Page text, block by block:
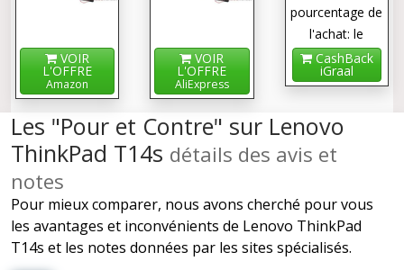
VOIR
L'OFFRE
Amazon
VOIR
L'OFFRE
AliExpress
pourcentage de
l'achat: le
cashback !
CashBack
iGraal
Les "Pour et Contre" sur Lenovo
ThinkPad T14s détails des avis et
notes
Pour mieux comparer, nous avons cherché pour vous
les avantages et inconvénients de Lenovo ThinkPad
T14s et les notes données par les sites spécialisés.